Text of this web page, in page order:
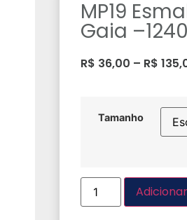
MP19
Gaia
R$ 36,00 – R$
Tamanho